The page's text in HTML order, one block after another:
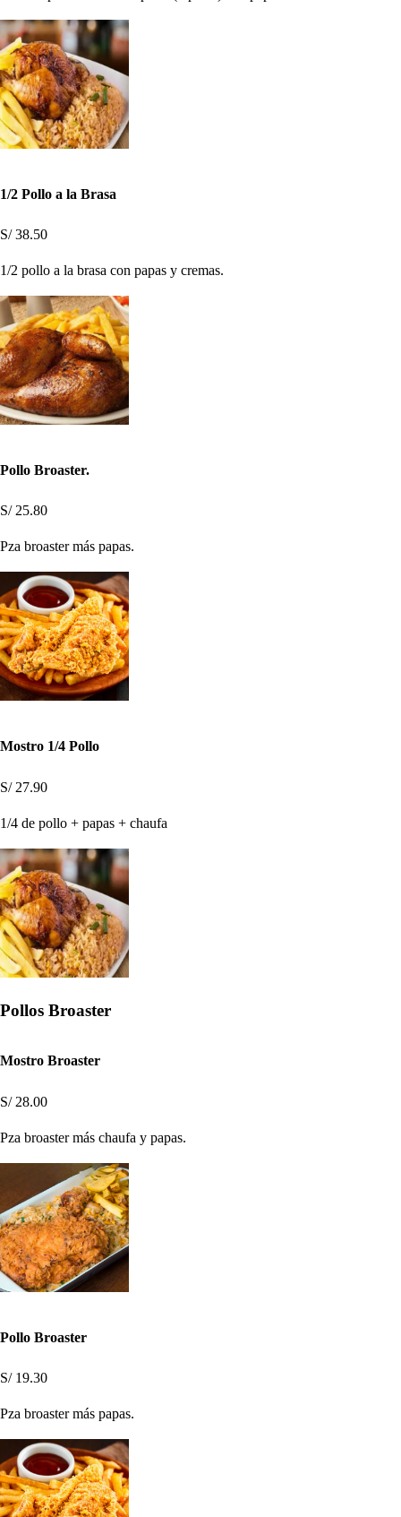
1/2 Pollo a la Brasa
S/ 38.50
1/2 pollo a la brasa con papas y cremas.
Pollo Broaster.
S/ 25.80
Pza broaster más papas.
Mostro 1/4 Pollo
S/ 27.90
1/4 de pollo + papas + chaufa
Pollos Broaster
Mostro Broaster
S/ 28.00
Pza broaster más chaufa y papas.
Pollo Broaster
S/ 19.30
Pza broaster más papas.